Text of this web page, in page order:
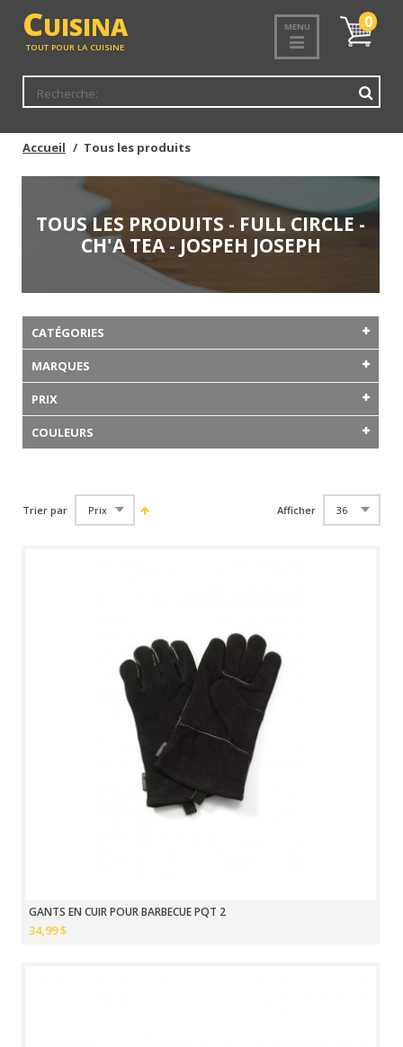
CUISINA
TOUT POUR LA CUISINE
MENU
Mon
panier
0
Accueil Tous les produits
TOUS LES PRODUITS - FULL CIRCLE -
CH'A TEA - JOSPEH JOSEPH
CATÉGORIES
MARQUES
PRIX
COULEURS
Trier par Afficher
GANTS EN CUIR POUR BARBECUE PQT 2
34,99 $